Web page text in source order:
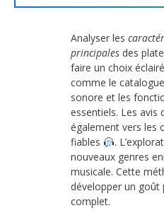
Analyser les
principales des
faire un choix
comme le
sonore et les
essentiels. Les avis
également vers les
fiables
.
nouveaux genres
musicale. Cette
développer un goût
complet.